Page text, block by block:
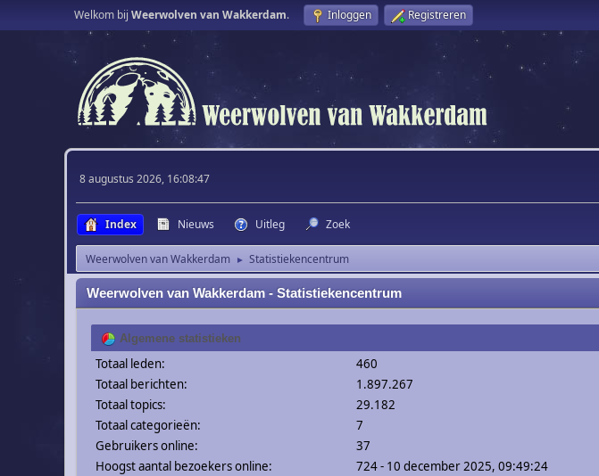
Welkom bij Weerwolven van Wakkerdam. Inloggen Registreren
8 augustus 2026, 16:08:47
Index Nieuws Uitleg Zoek
Weerwolven van Wakkerdam ► Statistiekencentrum
Weerwolven van Wakkerdam - Statistiekencentrum
Algemene statistieken
Totaal leden:
460
Totaal berichten:
1.897.267
Totaal topics:
29.182
Totaal categorieën:
7
Gebruikers online:
37
Hoogst aantal bezoekers online:
724 - 10 december 2025, 09:49:24